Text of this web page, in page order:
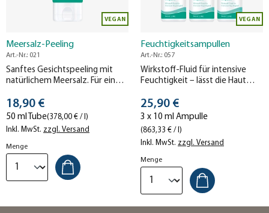
VEGAN
Meersalz-Peeling
Art.-Nr.: 021
Sanftes Gesichtspeeling mit
natürlichem Meersalz. Für ein
Stückpreis
18,90 €
50 ml Tube(378,00 € / l)
Inkl. MwSt. zzgl. Versand
Menge
VEGAN
Feuchtigkeitsampullen
Art.-Nr.: 057
Wirkstoff-Fluid für intensive
Feuchtigkeit – lässt die Haut
Stückpreis
25,90 €
3 x 10 ml Ampulle
(863,33 € / l)
Inkl. MwSt. zzgl. Versand
Menge